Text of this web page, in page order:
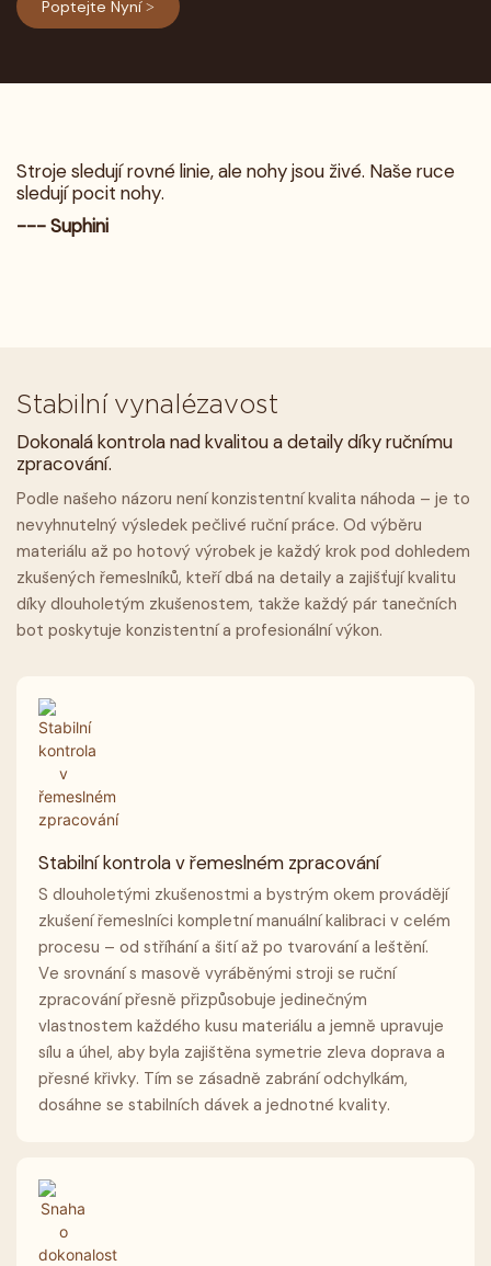
Poptejte Nyní >
Stroje sledují rovné linie, ale nohy jsou živé. Naše ruce
sledují pocit nohy.
--- Suphini
Stabilní vynalézavost
Dokonalá kontrola nad kvalitou a detaily díky ručnímu
zpracování.
Podle našeho názoru není konzistentní kvalita náhoda – je to
nevyhnutelný výsledek pečlivé ruční práce. Od výběru
materiálu až po hotový výrobek je každý krok pod dohledem
zkušených řemeslníků, kteří dbá na detaily a zajišťují kvalitu
díky dlouholetým zkušenostem, takže každý pár tanečních
bot poskytuje konzistentní a profesionální výkon.
Stabilní kontrola v řemeslném zpracování
S dlouholetými zkušenostmi a bystrým okem provádějí
zkušení řemeslníci kompletní manuální kalibraci v celém
procesu – od stříhání a šití až po tvarování a leštění.
Ve srovnání s masově vyráběnými stroji se ruční
zpracování přesně přizpůsobuje jedinečným
vlastnostem každého kusu materiálu a jemně upravuje
sílu a úhel, aby byla zajištěna symetrie zleva doprava a
přesné křivky. Tím se zásadně zabrání odchylkám,
dosáhne se stabilních dávek a jednotné kvality.